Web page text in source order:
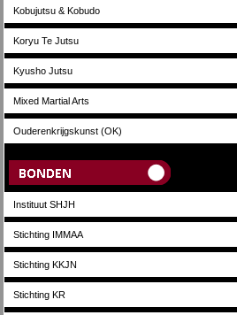
Kobujutsu & Kobudo
Koryu Te Jutsu
Kyusho Jutsu
Mixed Martial Arts
Ouderenkrijgskunst (OK)
Instituut SHJH
Stichting IMMAA
Stichting KKJN
Stichting KR